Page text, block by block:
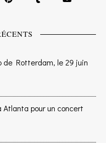
de Rotterdam, le 29 juin
Atlanta pour un concert